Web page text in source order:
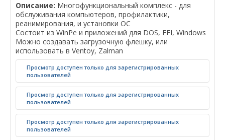
Описание: Многофункциональный комплекс - для
обслуживания компьютеров, профилактики,
реанимирования, и установки ОС
Состоит из WinPe и приложений для DOS, EFI, Windows
Можно создавать загрузочную флешку, или
использовать в Ventoy, Zalman
Просмотр доступен только для зарегистрированных
пользователей
Просмотр доступен только для зарегистрированных
пользователей
Просмотр доступен только для зарегистрированных
пользователей